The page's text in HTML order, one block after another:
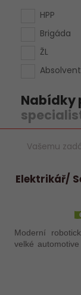
HPP
Brigáda
ŽL
Absolvent
Nabídky
Vašemu
Elektrikář/
Moderní
velké